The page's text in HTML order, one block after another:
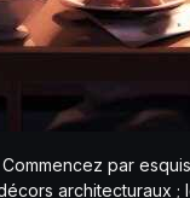
Commencez par
architecturaux ;